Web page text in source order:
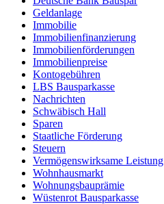
Geldanlage
Immobilie
Immobilienfinanzierung
Immobilienförderungen
Immobilienpreise
Kontogebühren
LBS Bausparkasse
Nachrichten
Schwäbisch Hall
Sparen
Staatliche Förderung
Steuern
Vermögenswirksame Leistung
Wohnhausmarkt
Wohnungsbauprämie
Wüstenrot Bausparkasse